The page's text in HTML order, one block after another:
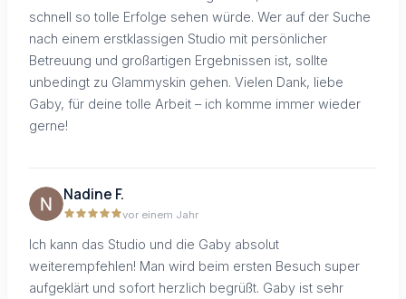
schnell so tolle Erfolge sehen würde. Wer auf der Suche
nach einem erstklassigen Studio mit persönlicher
Betreuung und großartigen Ergebnissen ist, sollte
unbedingt zu Glammyskin gehen. Vielen Dank, liebe
Gaby, für deine tolle Arbeit – ich komme immer wieder
gerne!
Nadine F.
vor einem Jahr
Ich kann das Studio und die Gaby absolut
weiterempfehlen! Man wird beim ersten Besuch super
aufgeklärt und sofort herzlich begrüßt. Gaby ist sehr